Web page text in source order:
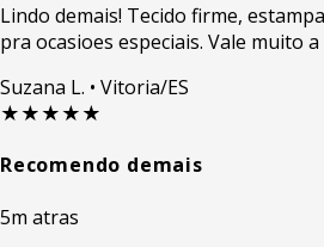
Lindo demais! Tecido firme,
pra ocasioes especiais. Vale muito a
Suzana L. • Vitoria/ES
★★★★★
Recomendo demais
5m atras